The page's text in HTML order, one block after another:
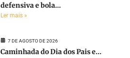
defensiva e bola...
Ler mais »
7 DE AGOSTO DE 2026
Caminhada do Dia dos Pais e...